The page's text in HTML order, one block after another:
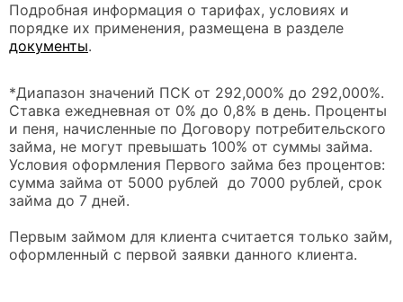
Подробная информация о тарифах, условиях и
порядке их применения, размещена в разделе
документы.
*Диапазон значений ПСК от 292,000% до 292,000%.
Ставка ежедневная от 0% до 0,8% в день. Проценты
и пеня, начисленные по Договору потребительского
займа, не могут превышать 100% от суммы займа.
Условия оформления Первого займа без процентов:
сумма займа от 5000 рублей до 7000 рублей, срок
займа до 7 дней.
Первым займом для клиента считается только займ,
оформленный с первой заявки данного клиента.